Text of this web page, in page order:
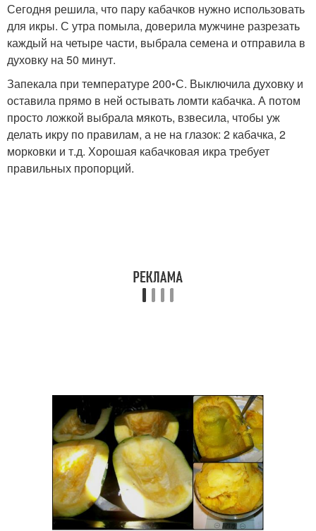
Сегодня решила, что пару кабачков нужно использовать
для икры. С утра помыла, доверила мужчине разрезать
каждый на четыре части, выбрала семена и отправила в
духовку на 50 минут.
Запекала при температуре 200◦С. Выключила духовку и
оставила прямо в ней остывать ломти кабачка. А потом
просто ложкой выбрала мякоть, взвесила, чтобы уж
делать икру по правилам, а не на глазок: 2 кабачка, 2
морковки и т.д. Хорошая кабачковая икра требует
правильных пропорций.